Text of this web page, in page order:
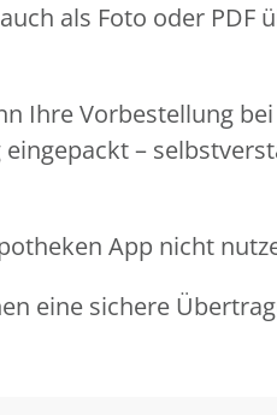
als Foto oder PDF
Ihre Vorbestellung
–
App nicht
eine sichere